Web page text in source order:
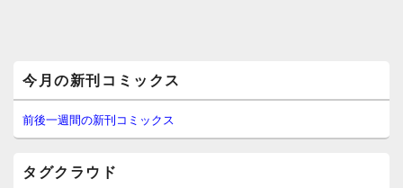
イ
ン
サ
イ
今月の新刊コミックス
前後一週間の新刊コミックス
タグクラウド